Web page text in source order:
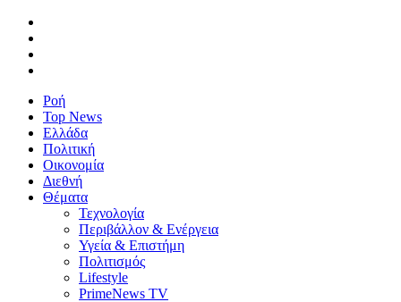
Ροή
Top News
Ελλάδα
Πολιτική
Οικονομία
Διεθνή
Θέματα
Τεχνολογία
Περιβάλλον & Ενέργεια
Υγεία & Επιστήμη
Πολιτισμός
Lifestyle
PrimeNews TV